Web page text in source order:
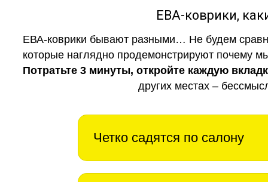
ЕВА-коврики,
ЕВА-коврики бывают разными… Не будем
которые наглядно продемонстрируют почему
Потратьте 3 минуты, откройте каждую
других местах –
Четко садятся по салону